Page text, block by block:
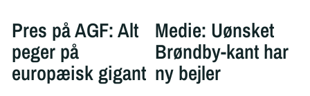
Pres på AGF: Alt
peger på
europæisk gigant
Medie: Uønsket
Brøndby-kant har
ny bejler